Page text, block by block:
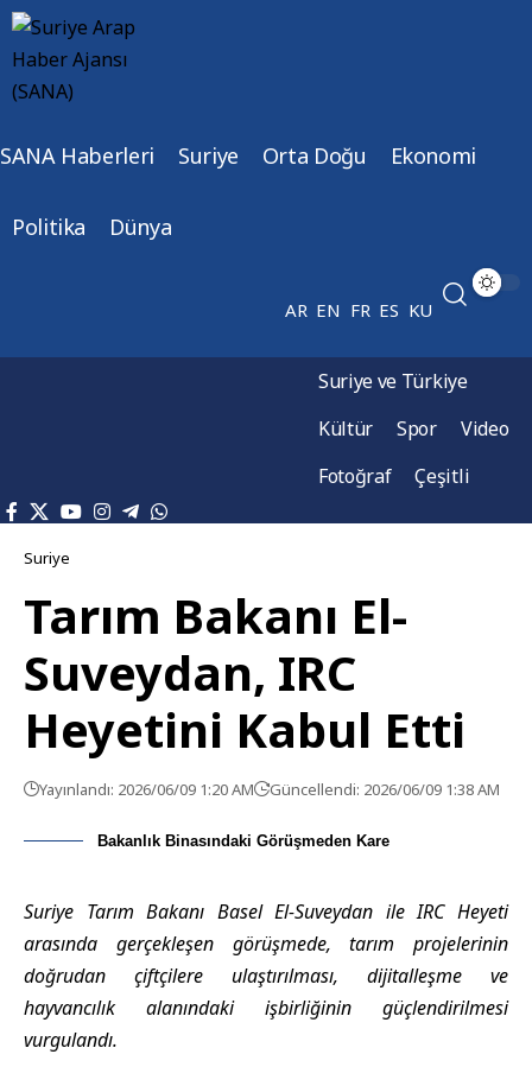
SANA Haberleri Suriye Orta Doğu Ekonomi
Politika Dünya
AR EN FR ES KU
Suriye ve Türkiye
Kültür
Spor
Video
Fotoğraf
Çeşitli
Suriye
Tarım Bakanı El-
Suveydan, IRC
Heyetini Kabul Etti
Yayınlandı: 2026/06/09 1:20 AM Güncellendi: 2026/06/09 1:38 AM
Bakanlık Binasındaki Görüşmeden Kare
Suriye Tarım Bakanı Basel El-Suveydan ile IRC Heyeti
arasında gerçekleşen görüşmede, tarım projelerinin
doğrudan çiftçilere ulaştırılması, dijitalleşme ve
hayvancılık alanındaki işbirliğinin güçlendirilmesi
vurgulandı.